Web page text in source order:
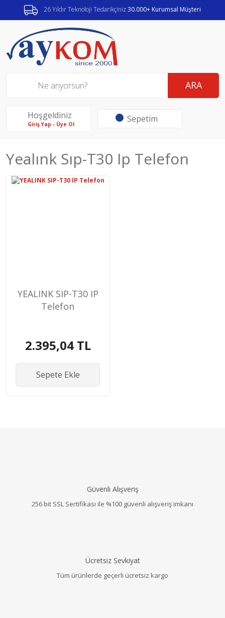
26 Yıldır Teknoloji Tedarikçiniz30.000+ Kurumsal Müşteri
ARA
Hoşgeldiniz
Giriş Yap - Üye Ol Sepetim
Yealınk Sıp-T30 Ip Telefon
YEALINK SIP-T30 IP
Telefon
2.395,04 TL
Sepete Ekle
Güvenli Alışveriş
256 bit SSL Sertifikası ile %100 güvenli alışveriş imkanı
Ücretsiz Sevkiyat
Tüm ürünlerde geçerli ücretsiz kargo